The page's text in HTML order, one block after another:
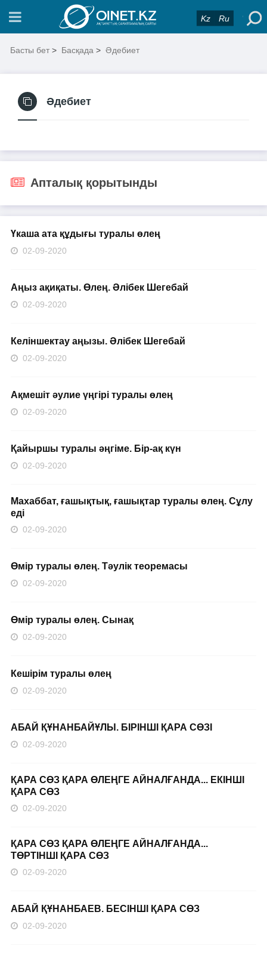
Kz Ru
Басты бет > Басқада > Әдебиет
Әдебиет
Апталық қорытынды
Үкаша ата құдығы туралы өлең
02-09-2020
Аңыз ақиқаты. Өлең. Әлібек Шегебай
02-09-2020
Келіншектау аңызы. Әлібек Шегебай
02-09-2020
Ақмешіт әулие үңгірі туралы өлең
02-09-2020
Қайыршы туралы әңгіме. Бір-ақ күн
02-09-2020
Махаббат, ғашықтық, ғашықтар туралы өлең. Сұлу
еді
02-09-2020
Өмір туралы өлең. Тәулік теоремасы
02-09-2020
Өмір туралы өлең. Сынақ
02-09-2020
Кешірім туралы өлең
02-09-2020
АБАЙ ҚҰНАНБАЙҰЛЫ. БІРІНШІ ҚАРА СӨЗІ
02-09-2020
ҚАРА СӨЗ ҚАРА ӨЛЕҢГЕ АЙНАЛҒАНДА... ЕКІНШІ
ҚАРА СӨЗ
02-09-2020
ҚАРА СӨЗ ҚАРА ӨЛЕҢГЕ АЙНАЛҒАНДА...
ТӨРТІНШІ ҚАРА СӨЗ
02-09-2020
АБАЙ ҚҰНАНБАЕВ. БЕСІНШІ ҚАРА СӨЗ
02-09-2020